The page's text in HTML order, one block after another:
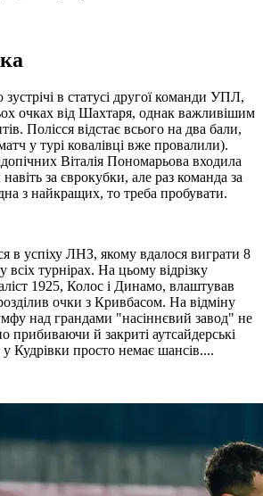
зустрічі в статусі другої команди УПЛ,
очках від Шахтаря, однак важливішим
Полісся відстає всього на два бали,
у турі ковалівці вже провалили).
Віталія Пономарьова входила
за єврокубки, але раз команда за
з найкращих, то треба пробувати.
в успіху ЛНЗ, якому вдалося виграти 8
всіх турнірах. На цьому відрізку
1925, Колос і Динамо, влаштував
очки з Кривбасом. На відміну
над грандами "насіннєвий завод" не
прибиваючи й закриті аутсайдерські
Кудрівки просто немає шансів....